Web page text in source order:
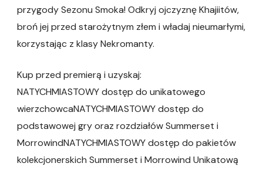
przygody Sezonu Smoka! Odkryj ojczyznę Khajiitów,
broń jej przed starożytnym złem i władaj nieumarłymi,
korzystając z klasy Nekromanty.
Kup przed premierą i uzyskaj:
NATYCHMIASTOWY dostęp do unikatowego
wierzchowcaNATYCHMIASTOWY dostęp do
podstawowej gry oraz rozdziałów Summerset i
MorrowindNATYCHMIASTOWY dostęp do pakietów
kolekcjonerskich Summerset i Morrowind Unikatową